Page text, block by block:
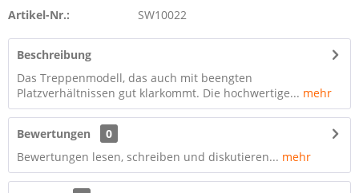
Artikel-Nr.: SW10022
Beschreibung
Das Treppenmodell, das auch mit beengten
Platzverhältnissen gut klarkommt. Die hochwertige... mehr
Bewertungen
0
Bewertungen lesen, schreiben und diskutieren... mehr